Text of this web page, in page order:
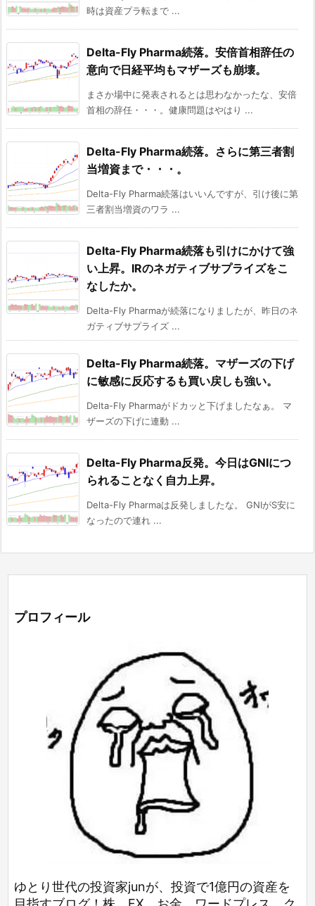
時は資産プラ転まで ...
Delta-Fly Pharma続落。安倍首相辞任の
意向で日経平均もマザーズも崩壊。
まさか場中に発表されるとは思わなかったな、安倍
首相の辞任・・・。健康問題はやはり ...
Delta-Fly Pharma続落。さらに第三者割
当増資まで・・・。
Delta-Fly Pharma続落はいいんですが、引け後に第
三者割当増資のワラ ...
Delta-Fly Pharma続落も引けにかけて強
い上昇。IRのネガティブサプライズをこ
なしたか。
Delta-Fly Pharmaが続落になりましたが、昨日のネ
ガティブサプライズ ...
Delta-Fly Pharma続落。マザーズの下げ
に敏感に反応するも買い戻しも強い。
Delta-Fly Pharmaがドカッと下げましたなぁ。 マ
ザーズの下げに連動 ...
Delta-Fly Pharma反発。今日はGNIにつ
られることなく自力上昇。
Delta-Fly Pharmaは反発しましたな。 GNIがS安に
なったので連れ ...
プロフィール
ゆとり世代の投資家junが、投資で1億円の資産を